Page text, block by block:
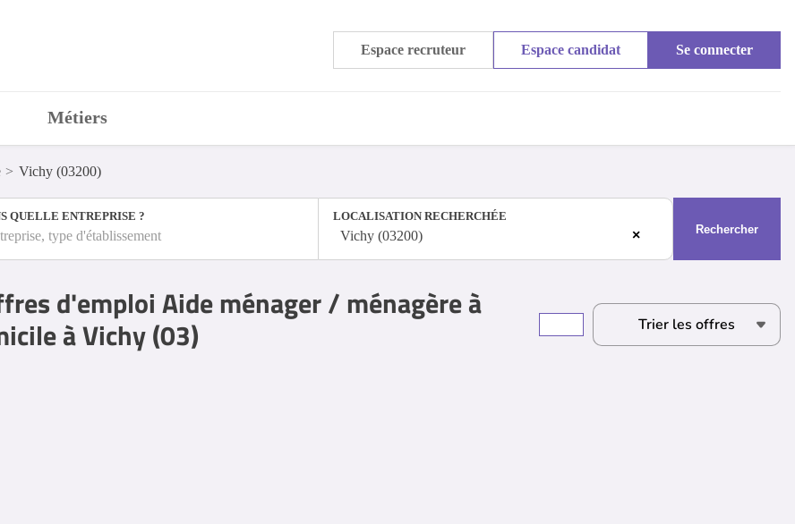
Espace recruteur Espace candidat Se connecter
Métiers
Vichy (03200)
QUELLE ENTREPRISE ?
type d'établissement
LOCALISATION RECHERCHÉE
×
Vichy (03200) Rechercher
d'emploi Aide ménager / ménagère à
à Vichy (03)